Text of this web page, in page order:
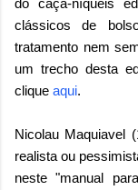
clássicos de
tratamento nem
um trecho desta
clique aqui.
Nicolau Maquiavel
realista ou
neste "manual